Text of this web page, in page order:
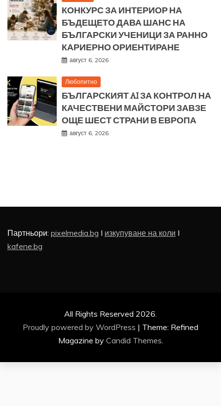
КОНКУРС ЗА ИНТЕРИОР НА
БЪДЕЩЕТО ДАВА ШАНС НА
БЪЛГАРСКИ УЧЕНИЦИ ЗА РАННО
КАРИЕРНО ОРИЕНТИРАНЕ
август 6, 2026
Любопитно
БЪЛГАРСКИЯТ AI ЗА КОНТРОЛ НА
КАЧЕСТВЕНИ МАЙСТОРИ ЗАВЗЕ
ОЩЕ ШЕСТ СТРАНИ В ЕВРОПА
август 6, 2026
Партньори: pixelmedia.bg I изкупуване на коли I
kafene.bg
All Rights Reserved 2026.
Proudly powered by WordPress | Theme: Refined
Magazine by Candid Themes